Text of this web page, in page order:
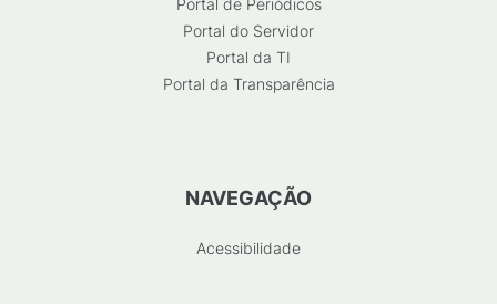
Portal de Periódicos
Portal do Servidor
Portal da TI
Portal da Transparência
NAVEGAÇÃO
Acessibilidade